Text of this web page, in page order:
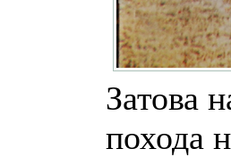
Затова
похода